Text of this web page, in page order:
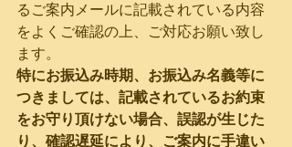
るご案内メールに記載されている内容
をよくご確認の上、ご対応お願い致し
ます。
特にお振込み時期、お振込み名義等に
つきましては、記載されているお約束
をお守り頂けない場合、誤認が生じた
り、確認遅延により、ご案内に手違い